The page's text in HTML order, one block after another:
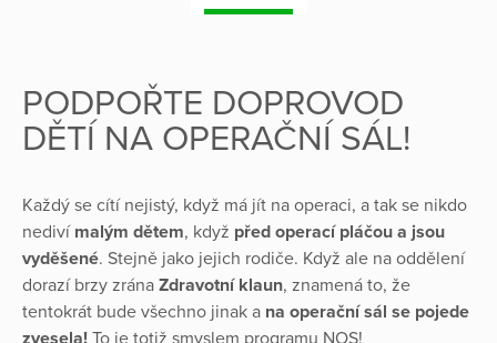
PODPOŘTE DOPROVOD
DĚTÍ NA OPERAČNÍ SÁL!
Každý se cítí nejistý, když má jít na operaci, a tak se nikdo
nediví malým dětem, když před operací pláčou a jsou
vyděšené. Stejně jako jejich rodiče. Když ale na oddělení
dorazí brzy zrána Zdravotní klaun, znamená to, že
tentokrát bude všechno jinak a na operační sál se pojede
zvesela! To je totiž smyslem programu NOS!